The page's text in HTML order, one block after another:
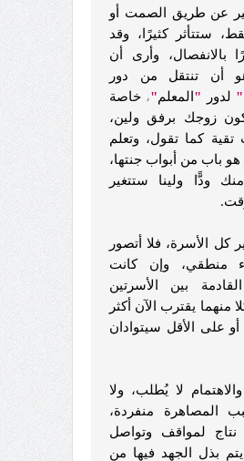
عن طريق الصمت أو
ستتأثر كثيرًا، وقد
بالانفصال، وأرى أن
هو أن تنتقل من دور
" لدور " المعلم"، خاصة
زوجك برفق ولين،
تقية كما تقول، وتعلم
باب من أبواب جنتها،
ودًّا ولينا ستتغير
كل الأسرة، فلا أتصور
منطقي، وإن كانت
بين الأسرتين
منهما يقترب الآن أكثر
أو على الأقل سيتوادان
لا يُطلب، ولا
المصاهرة منفردة،
نتاج لمواقف وتواصل
بذل الجهد فيها من